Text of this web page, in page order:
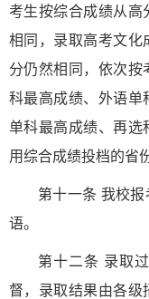
考生按综合成绩从高
相同，录取高考文化
分仍然相同，依次按
科最高成绩、外语单
单科最高成绩、再选
用综合成绩投档的省
第十一条 我校
语。
第十二条 录取
督，录取结果由各级